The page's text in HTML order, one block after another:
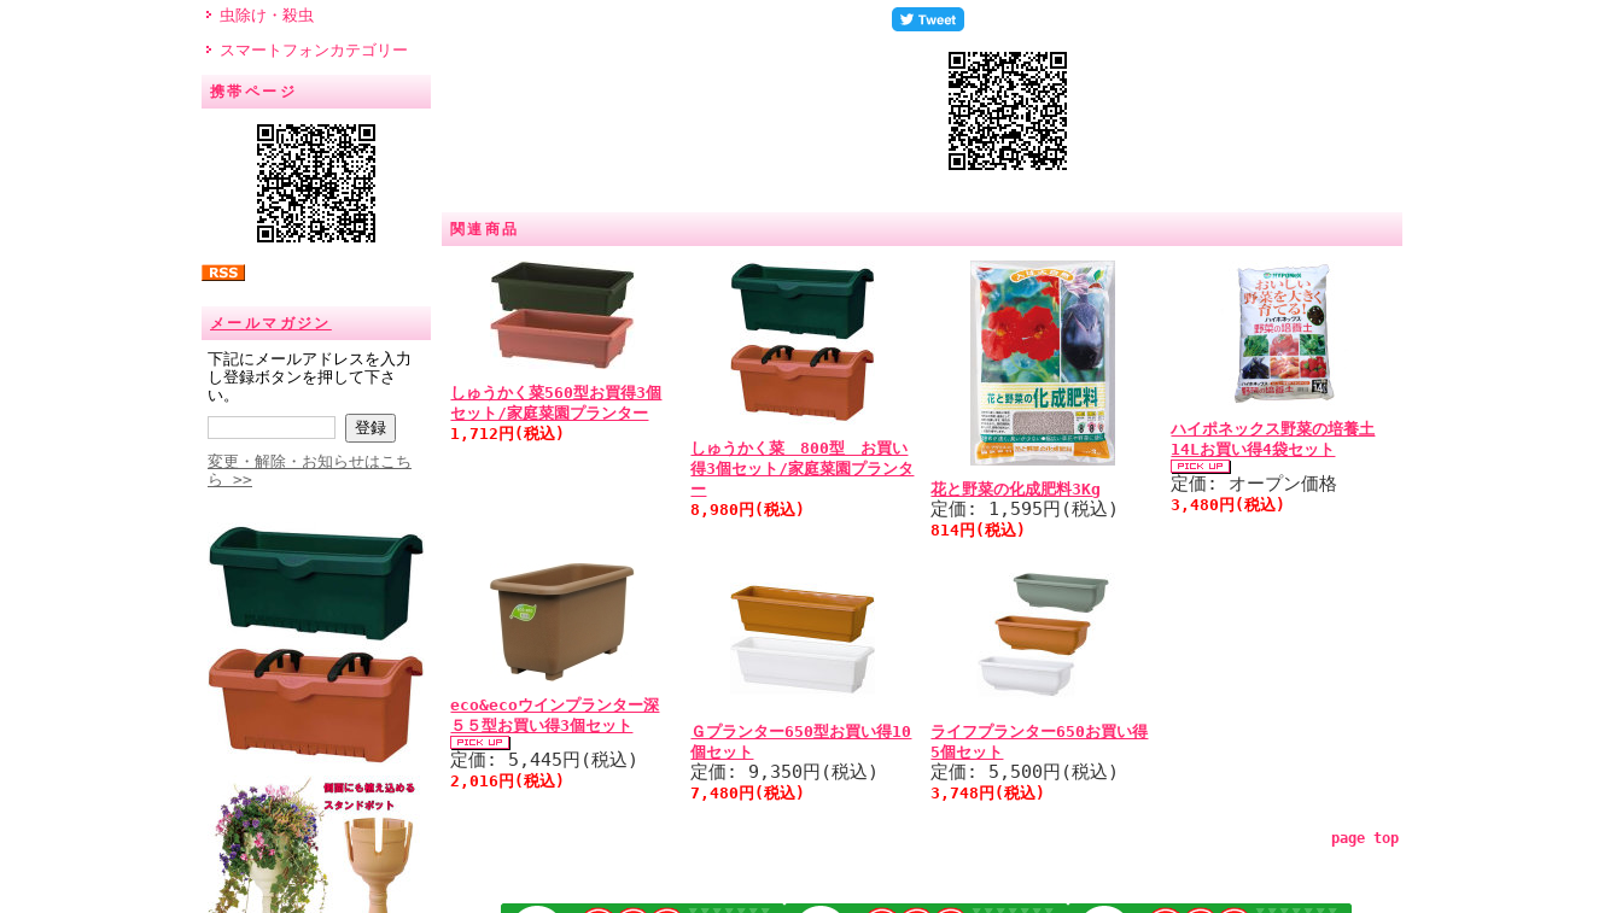
虫除け・殺虫
スマートフォンカテゴリー
携帯ページ
メールマガジン
下記にメールアドレスを入力
し登録ボタンを押して下さ
い。
変更・解除・お知らせはこち
ら >>
関連商品
しゅうかく菜560型お買得3個
セット/家庭菜園プランター
1,712円(税込)
しゅうかく菜 800型 お買い
得3個セット/家庭菜園プランタ
ー
8,980円(税込)
花と野菜の化成肥料3Kg
定価: 1,595円(税込)
814円(税込)
ハイポネックス野菜の培養土
14Lお買い得4袋セット
定価: オープン価格
3,480円(税込)
eco&ecoウインプランター深
５５型お買い得3個セット
定価: 5,445円(税込)
2,016円(税込)
Ｇプランター650型お買い得10
個セット
定価: 9,350円(税込)
7,480円(税込)
ライフプランター650お買い得
5個セット
定価: 5,500円(税込)
3,748円(税込)
page top